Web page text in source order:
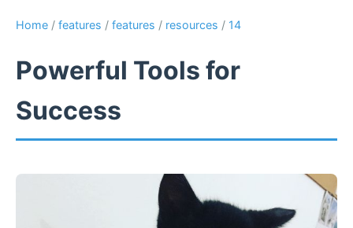
Home / features / features / resources / 14
Powerful Tools for
Success